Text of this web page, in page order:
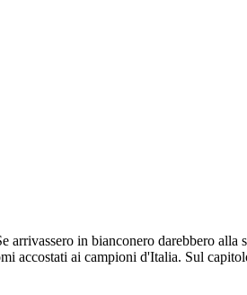
arrivassero in bianconero darebbero
accostati ai campioni d'Italia. Sul